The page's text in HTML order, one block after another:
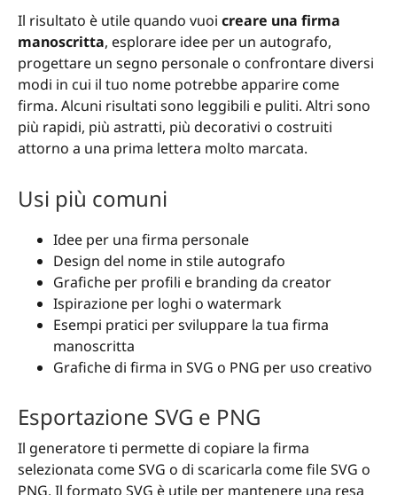
Il risultato è utile quando vuoi creare una firma
manoscritta, esplorare idee per un autografo,
progettare un segno personale o confrontare diversi
modi in cui il tuo nome potrebbe apparire come
firma. Alcuni risultati sono leggibili e puliti. Altri sono
più rapidi, più astratti, più decorativi o costruiti
attorno a una prima lettera molto marcata.
Usi più comuni
Idee per una firma personale
Design del nome in stile autografo
Grafiche per profili e branding da creator
Ispirazione per loghi o watermark
Esempi pratici per sviluppare la tua firma
manoscritta
Grafiche di firma in SVG o PNG per uso creativo
Esportazione SVG e PNG
Il generatore ti permette di copiare la firma
selezionata come SVG o di scaricarla come file SVG o
PNG. Il formato SVG è utile per mantenere una resa